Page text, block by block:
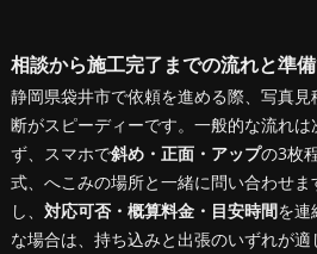
相談から施工完了までの流れと準
静岡県袋井市で依頼を進める際、写真
断がスピーディーです。一般的な流れは
ず、スマホで斜め・正面・アップの3枚
式、へこみの場所と一緒に問い合わせ
し、 対応可否・概算料金・目安時間を連
な場合は、持ち込みと出張のいずれが適